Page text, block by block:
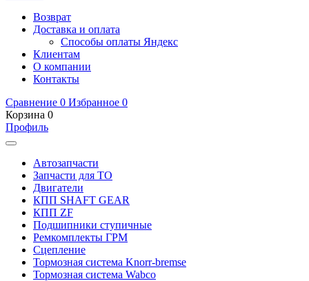
Возврат
Доставка и оплата
Способы оплаты Яндекс
Клиентам
О компании
Контакты
Сравнение 0 Избранное 0
Корзина 0
Профиль
Автозапчасти
Запчасти для ТО
Двигатели
КПП SHAFT GEAR
КПП ZF
Подшипники ступичные
Ремкомплекты ГРМ
Сцепление
Тормозная система Knorr-bremse
Тормозная система Wabco